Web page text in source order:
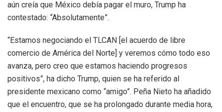
aún creía que México debía pagar el muro, Trump ha
contestado: “Absolutamente”.
“Estamos negociando el TLCAN [el acuerdo de libre
comercio de América del Norte] y veremos cómo todo eso
avanza, pero creo que estamos haciendo progresos
positivos”, ha dicho Trump, quien se ha referido al
presidente mexicano como “amigo”. Peña Nieto ha añadido
que el encuentro, que se ha prolongado durante media hora,